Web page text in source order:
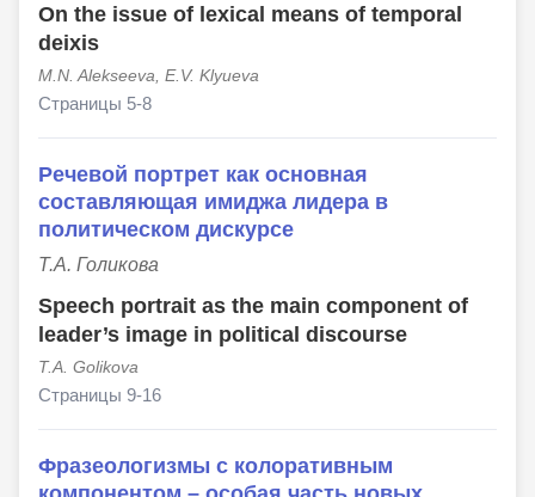
On the issue of lexical means of temporal
deixis
M.N. Alekseeva, E.V. Klyueva
Страницы 5-8
Речевой портрет как основная
составляющая имиджа лидера в
политическом дискурсе
Т.А. Голикова
Speech portrait as the main component of
leader’s image in political discоurse
T.A. Golikova
Страницы 9-16
Фразеологизмы с колоративным